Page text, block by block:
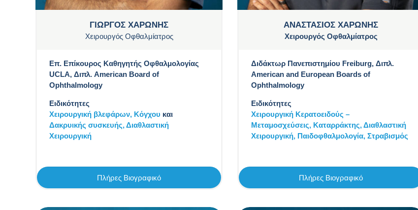
ΓΙΩΡΓΟΣ ΧΑΡΩΝΗΣ
Χειρουργός Οφθαλμίατρος
Επ. Επίκουρος Καθηγητής Οφθαλμολογίας
UCLA, Διπλ. American Board of
Ophthalmology
Ειδικότητες
Χειρουργική βλεφάρων, Kόγχου και
Δακρυικής συσκευής,Διαθλαστική
Χειρουργική
Πλήρες Βιογραφικό
ΑΝΑΣΤΑΣΙΟΣ ΧΑΡΩΝΗΣ
Χειρουργός Οφθαλμίατρος
Διδάκτωρ Πανεπιστημίου Freiburg, Διπλ.
American and European Boards of
Ophthalmology
Ειδικότητες
Χειρουργική Κερατοειδούς –
Μεταμοσχεύσεις, Καταρράκτης,Διαθλαστική
Χειρουργική, Παιδοφθαλμολογία, Στραβισμός
Πλήρες Βιογραφικό